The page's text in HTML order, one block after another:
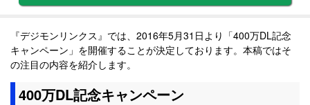
『デジモンリンクス』では、2016年5月31日より「400万DL記念
キャンペーン」を開催することが決定しております。本稿ではそ
の注目の内容を紹介します。
400万DL記念キャンペーン